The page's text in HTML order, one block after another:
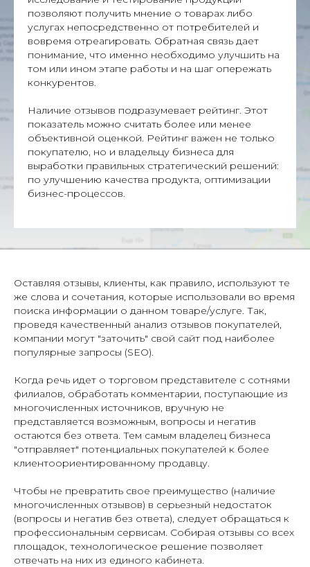
позволяют получить мнение о товарах либо
услугах непосредственно от потребителей и
вовремя отреагировать. Обратная связь дает
понимание, что именно необходимо улучшить на
том или ином этапе работы и на шаг опережать
конкурентов.
Наличие отзывов подразумевает рейтинг. Этот
показатель можно считать более или менее
объективной оценкой. Рейтинг важен не только
покупателю, но и владельцу бизнеса для
выработки правильных стратегический решений:
по улучшению качества продукта, оптимизации
бизнес-процессов.
Оставляя отзывы, клиенты, как правило, используют те
же слова и сочетания, которые использовали во время
поиска информации о данном товаре/услуге. Так,
проведя качественный анализ отзывов покупателей,
компании могут "заточить" свой сайт под наиболее
популярные запросы (SEO).
Когда речь идет о торговом представителе с сотнями
филиалов, обработать комментарии, поступающие из
многочисленных источников, вручную не
представляется возможным, вопросы и негатив
остаются без ответа. Тем самым владелец бизнеса
"отправляет" потенциальных покупателей к более
клиентоориентированному продавцу.
Чтобы не превратить свое преимущество (наличие
многочисленных отзывов) в серьезный недостаток
(вопросы и негатив без ответа), следует обращаться к
профессиональным сервисам. Собирая отзывы со всех
площадок, технологическое решение позволяет
отвечать на них из единого кабинета.